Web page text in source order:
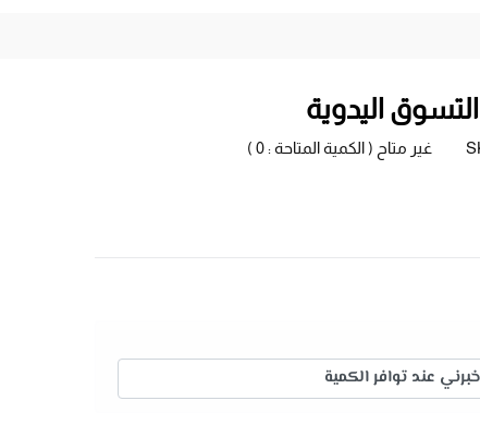
اليدوية
غير متاح ( الكمية المتاحة :0
)
عند توافر الكمية